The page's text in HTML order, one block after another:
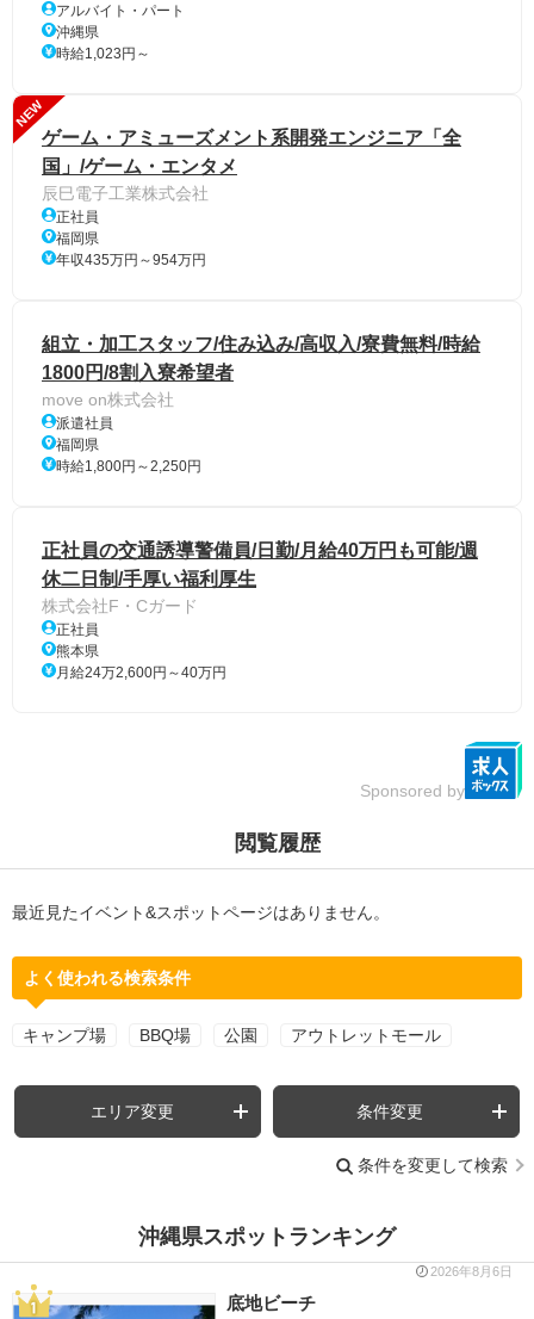
アルバイト・パート
沖縄県
時給1,023円～
NEW
ゲーム・アミューズメント系開発エンジニア「全
国」/ゲーム・エンタメ
辰巳電子工業株式会社
正社員
福岡県
年収435万円～954万円
組立・加工スタッフ/住み込み/高収入/寮費無料/時給
1800円/8割入寮希望者
move on株式会社
派遣社員
福岡県
時給1,800円～2,250円
正社員の交通誘導警備員/日勤/月給40万円も可能/週
休二日制/手厚い福利厚生
株式会社F・Cガード
正社員
熊本県
月給24万2,600円～40万円
Sponsored by
閲覧履歴
最近見たイベント&スポットページはありません。
よく使われる検索条件
キャンプ場 BBQ場 公園 アウトレットモール
エリア変更 条件変更
条件を変更して検索
沖縄県スポットランキング
2026年8月6日
底地ビーチ